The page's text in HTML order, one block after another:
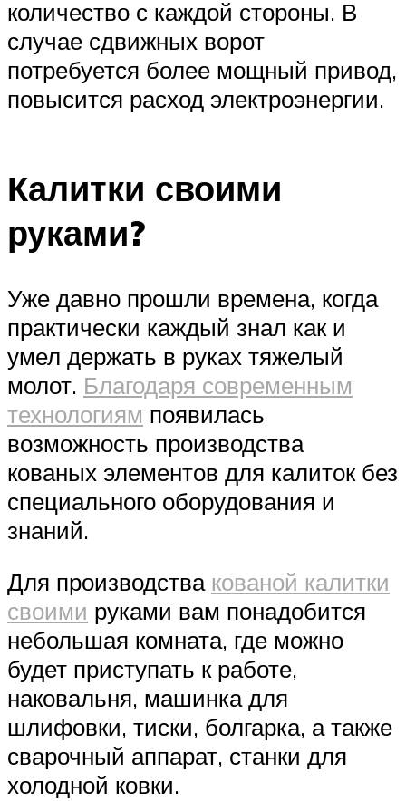
количество с каждой стороны. В
случае сдвижных ворот
потребуется более мощный привод,
повысится расход электроэнергии.
Калитки своими
руками?
Уже давно прошли времена, когда
практически каждый знал как и
умел держать в руках тяжелый
молот. Благодаря современным
технологиям появилась
возможность производства
кованых элементов для калиток без
специального оборудования и
знаний.
Для производства кованой калитки
своими руками вам понадобится
небольшая комната, где можно
будет приступать к работе,
наковальня, машинка для
шлифовки, тиски, болгарка, а также
сварочный аппарат, станки для
холодной ковки.